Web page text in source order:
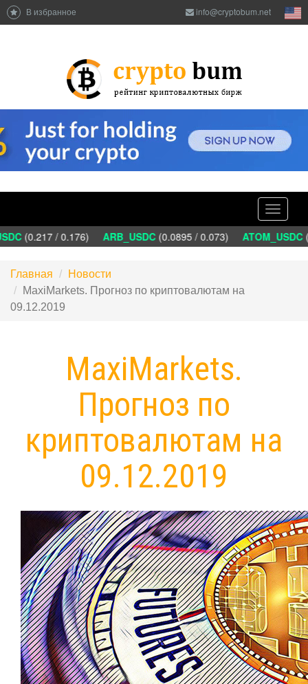
В избранное info@cryptobum.net
Toggle
(0.217 / 0.176) ARB_USDC(0.0895 / 0.073) ATOM_USDC
Главная
Новости
MaxiMarkets. Прогноз по криптовалютам на
09.12.2019
MaxiMarkets.
Прогноз по
криптовалютам на
09.12.2019